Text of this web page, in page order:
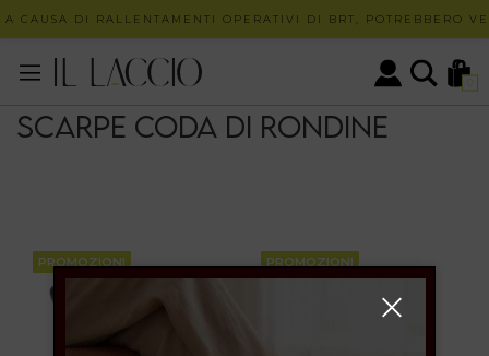
CAUSA DI RALLENTAMENTI OPERATIVI DI BRT, POTREBBERO
0
Scarpe coda di rondine
PROMOZIONI PROMOZIONI